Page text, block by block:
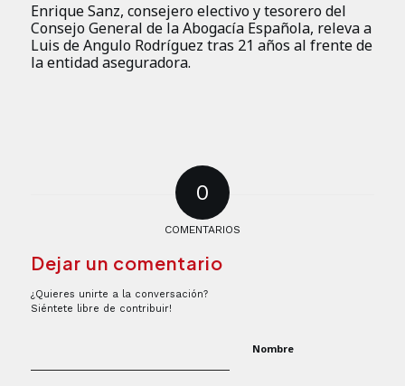
Enrique Sanz, consejero electivo y tesorero del
Consejo General de la Abogacía Española, releva a
Luis de Angulo Rodríguez tras 21 años al frente de
la entidad aseguradora.
0
COMENTARIOS
Dejar un comentario
¿Quieres unirte a la conversación?
Siéntete libre de contribuir!
Nombre